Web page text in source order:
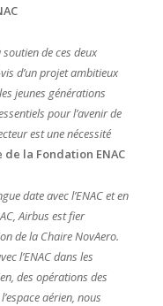
de ces deux
d’un projet ambitieux
jeunes générations
pour l’avenir de
est une nécessité
la Fondation ENAC
date avec l’ENAC et en
Airbus est fier
de la Chaire NovAero.
l’ENAC dans les
des opérations des
aérien, nous